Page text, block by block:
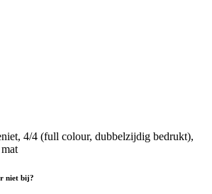
4/4 (full colour, dubbelzijdig bedrukt),
niet bij?